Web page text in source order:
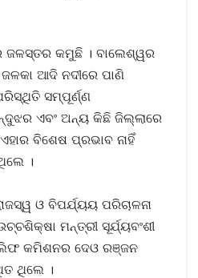
ଜଳସ୍ତର କମୁଛି । ବାଲେଶ୍ୱର
ଆଦି ନଦୀରେ ପାଣି
ସମ୍ପୂର୍ଣ୍ଣ
ଏବଂ ଅନ୍ୟ କିଛି ଜିଲ୍ଲାରେ
ବିଶେଷ ପ୍ରଭାବ ନାହିଁ
।
ଓ ବିପର୍ଯ୍ୟୟ ପରିଚାଳନା
ମନ୍ତ୍ରୀ ସୂର୍ଯ୍ୟବଂଶୀ
କମିଶନର ଦେଓ ରଞ୍ଜନ
ଥିଲେ ।